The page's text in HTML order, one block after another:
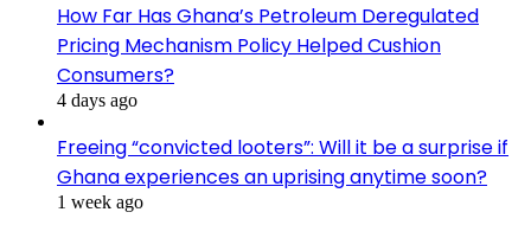
How Far Has Ghana’s Petroleum Deregulated
Pricing Mechanism Policy Helped Cushion
Consumers?
4 days ago
Freeing “convicted looters”: Will it be a surprise if
Ghana experiences an uprising anytime soon?
1 week ago